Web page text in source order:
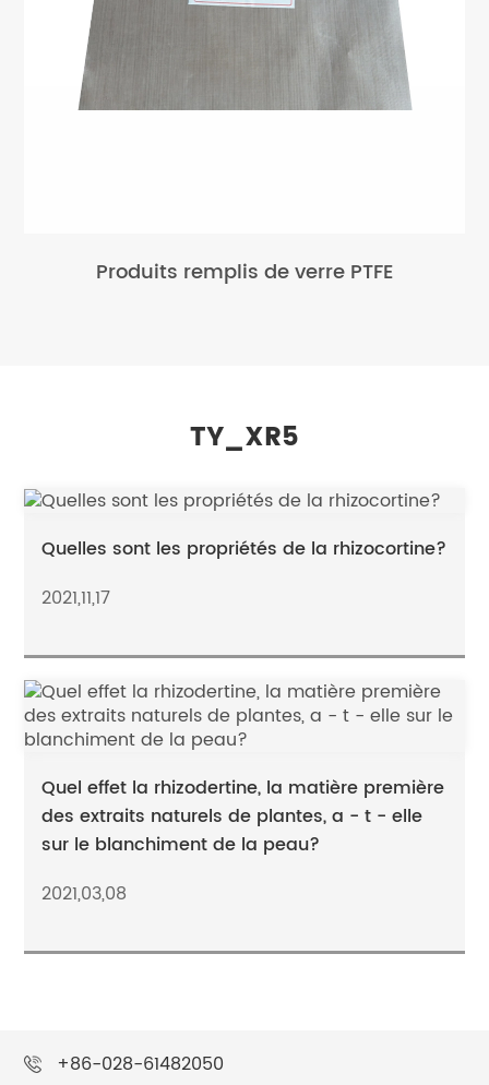
Produits remplis de verre PTFE
TY_XR5
Quelles sont les propriétés de la rhizocortine?
2021,11,17
Quel effet la rhizodertine, la matière première
des extraits naturels de plantes, a - t - elle
sur le blanchiment de la peau?
2021,03,08
+86-028-61482050